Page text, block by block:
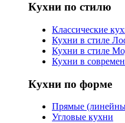
Кухни по стилю
Классические
Кухни в стиле
Кухни в стиле
Кухни в
Кухни по форме
Прямые
Угловые кухни